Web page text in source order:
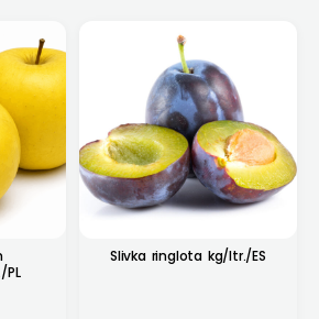
Slivka ringlota kg/Itr./ES